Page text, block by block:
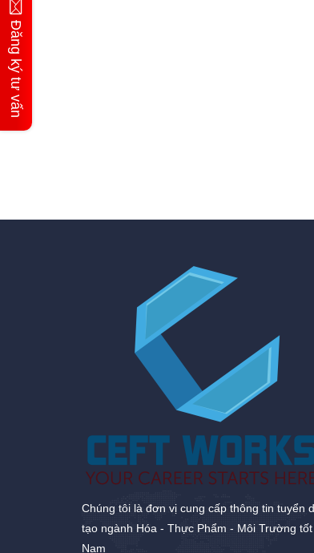
Chúng tôi là đơn vị cung cấp thông tin tuyển
tạo ngành Hóa - Thực Phẩm - Môi Trường
Nam
Đăng ký tư vấn